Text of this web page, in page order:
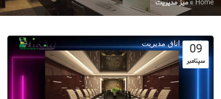
Home
»میز مدیریت
09
سپتامبر